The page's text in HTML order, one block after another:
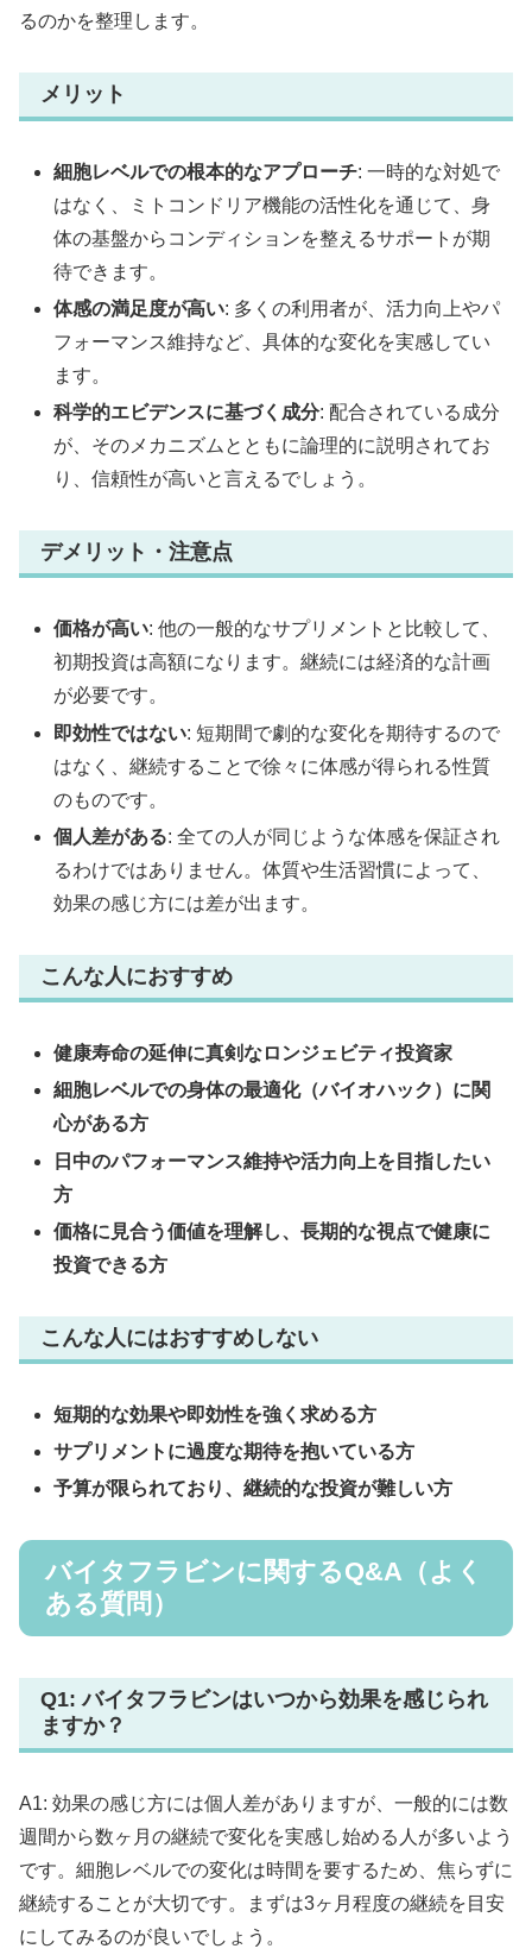
るのかを整理します。
メリット
細胞レベルでの根本的なアプローチ: 一時的な対処で
はなく、ミトコンドリア機能の活性化を通じて、身
体の基盤からコンディションを整えるサポートが期
待できます。
体感の満足度が高い: 多くの利用者が、活力向上やパ
フォーマンス維持など、具体的な変化を実感してい
ます。
科学的エビデンスに基づく成分: 配合されている成分
が、そのメカニズムとともに論理的に説明されてお
り、信頼性が高いと言えるでしょう。
デメリット・注意点
価格が高い: 他の一般的なサプリメントと比較して、
初期投資は高額になります。継続には経済的な計画
が必要です。
即効性ではない: 短期間で劇的な変化を期待するので
はなく、継続することで徐々に体感が得られる性質
のものです。
個人差がある: 全ての人が同じような体感を保証され
るわけではありません。体質や生活習慣によって、
効果の感じ方には差が出ます。
こんな人におすすめ
健康寿命の延伸に真剣なロンジェビティ投資家
細胞レベルでの身体の最適化（バイオハック）に関
心がある方
日中のパフォーマンス維持や活力向上を目指したい
方
価格に見合う価値を理解し、長期的な視点で健康に
投資できる方
こんな人にはおすすめしない
短期的な効果や即効性を強く求める方
サプリメントに過度な期待を抱いている方
予算が限られており、継続的な投資が難しい方
バイタフラビンに関するQ&A（よく
ある質問）
Q1: バイタフラビンはいつから効果を感じられ
ますか？
A1: 効果の感じ方には個人差がありますが、一般的には数
週間から数ヶ月の継続で変化を実感し始める人が多いよう
です。細胞レベルでの変化は時間を要するため、焦らずに
継続することが大切です。まずは3ヶ月程度の継続を目安
にしてみるのが良いでしょう。